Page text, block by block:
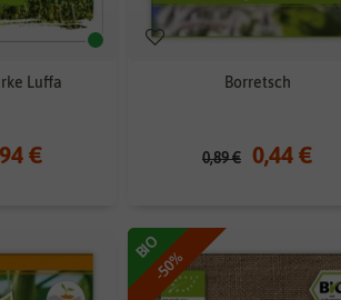
Luffa
€
Borretsch
0,89 € 0,44 €
-50%
BIO